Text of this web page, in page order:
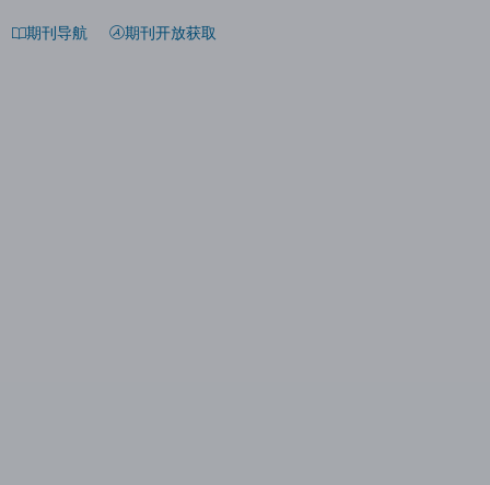
期刊导航 期刊开放获取